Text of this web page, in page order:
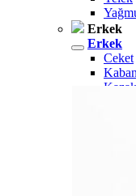
Erkek
Erkek
Ceket
Kaban
Kazak